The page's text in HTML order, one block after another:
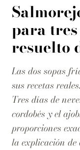
para
resuelto
Las dos sopas
sus recetas
Tres días de
cordobés y el
proporciones
la explicación